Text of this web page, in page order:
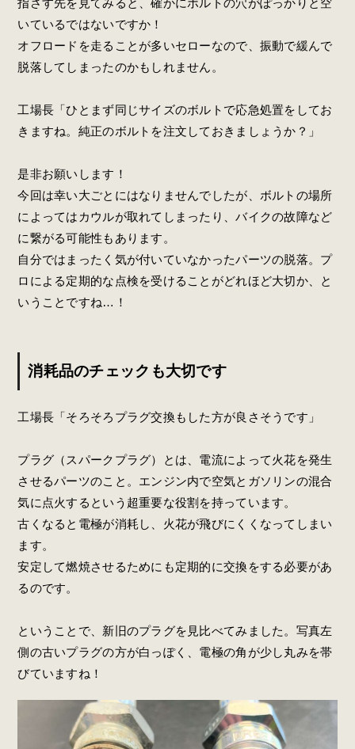
指さす先を見てみると、確かにボルトの穴がぽっかりと空
いているではないですか！
オフロードを走ることが多いセローなので、振動で緩んで
脱落してしまったのかもしれません。
工場長「ひとまず同じサイズのボルトで応急処置をしてお
きますね。純正のボルトを注文しておきましょうか？」
是非お願いします！
今回は幸い大ごとにはなりませんでしたが、ボルトの場所
によってはカウルが取れてしまったり、バイクの故障など
に繋がる可能性もあります。
自分ではまったく気が付いていなかったパーツの脱落。プ
ロによる定期的な点検を受けることがどれほど大切か、と
いうことですね…！
消耗品のチェックも大切です
工場長「そろそろプラグ交換もした方が良さそうです」
プラグ（スパークプラグ）とは、電流によって火花を発生
させるパーツのこと。エンジン内で空気とガソリンの混合
気に点火するという超重要な役割を持っています。
古くなると電極が消耗し、火花が飛びにくくなってしまい
ます。
安定して燃焼させるためにも定期的に交換をする必要があ
るのです。
ということで、新旧のプラグを見比べてみました。写真左
側の古いプラグの方が白っぽく、電極の角が少し丸みを帯
びていますね！